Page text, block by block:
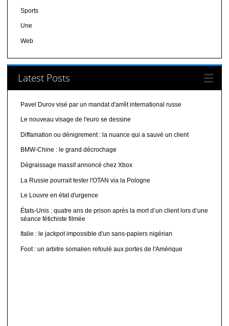
Sports
Une
Web
Latest Posts
Pavel Durov visé par un mandat d'arrêt international russe
Le nouveau visage de l'euro se dessine
Diffamation ou dénigrement : la nuance qui a sauvé un client
BMW-Chine : le grand décrochage
Dégraissage massif annoncé chez Xbox
La Russie pourrait tester l'OTAN via la Pologne
Le Louvre en état d'urgence
États-Unis : quatre ans de prison après la mort d’un client lors d’une
séance fétichiste filmée
Italie : le jackpot impossible d'un sans-papiers nigérian
Foot : un arbitre somalien refoulé aux portes de l'Amérique